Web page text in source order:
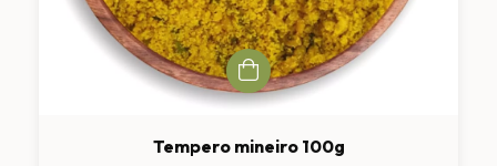
Tempero mineiro 100g